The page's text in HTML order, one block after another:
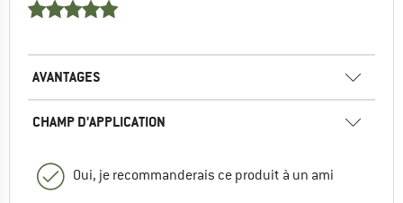
AVANTAGES
CHAMP D'APPLICATION
Oui, je recommanderais ce produit à un ami